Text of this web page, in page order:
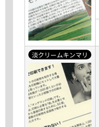
淡クリームキンマリ